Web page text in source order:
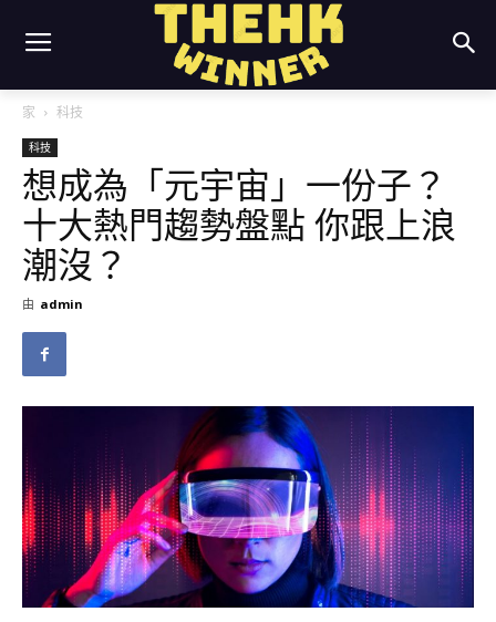
家 科技
科技
想成為「元宇宙」一份子？
十大熱門趨勢盤點 你跟上浪
潮沒？
由 admin